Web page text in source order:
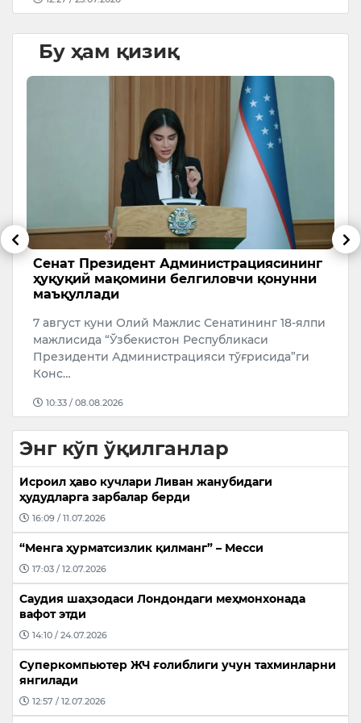
Бу ҳам қизиқ
Сенат Президент Администрациясининг
ҳуқуқий мақомини белгиловчи қонунни
маъқуллади
7 август куни Олий Мажлис Сенатининг 18-ялпи
мажлисида “Ўзбекистон Республикаси
Президенти Администрацияси тўғрисида”ги
Конс…
10:33 / 08.08.2026
Энг кўп ўқилганлар
Исроил ҳаво кучлари Ливан жанубидаги
ҳудудларга зарбалар берди
16:09 / 11.07.2026
“Менга ҳурматсизлик қилманг” – Месси
17:03 / 12.07.2026
Саудия шаҳзодаси Лондондаги меҳмонхонада
вафот этди
14:10 / 24.07.2026
Суперкомпьютер ЖЧ ғолиблиги учун тахминларни
янгилади
12:57 / 12.07.2026